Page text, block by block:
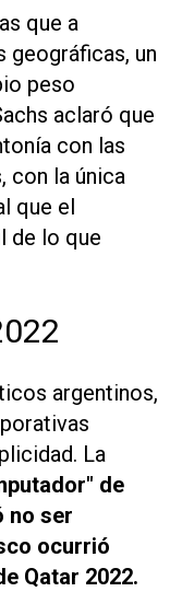
que a
geográficas, un
peso
aclaró que
con las
con la única
que el
de lo que
argentinos,
La
de
no ser
ocurrió
Qatar 2022.